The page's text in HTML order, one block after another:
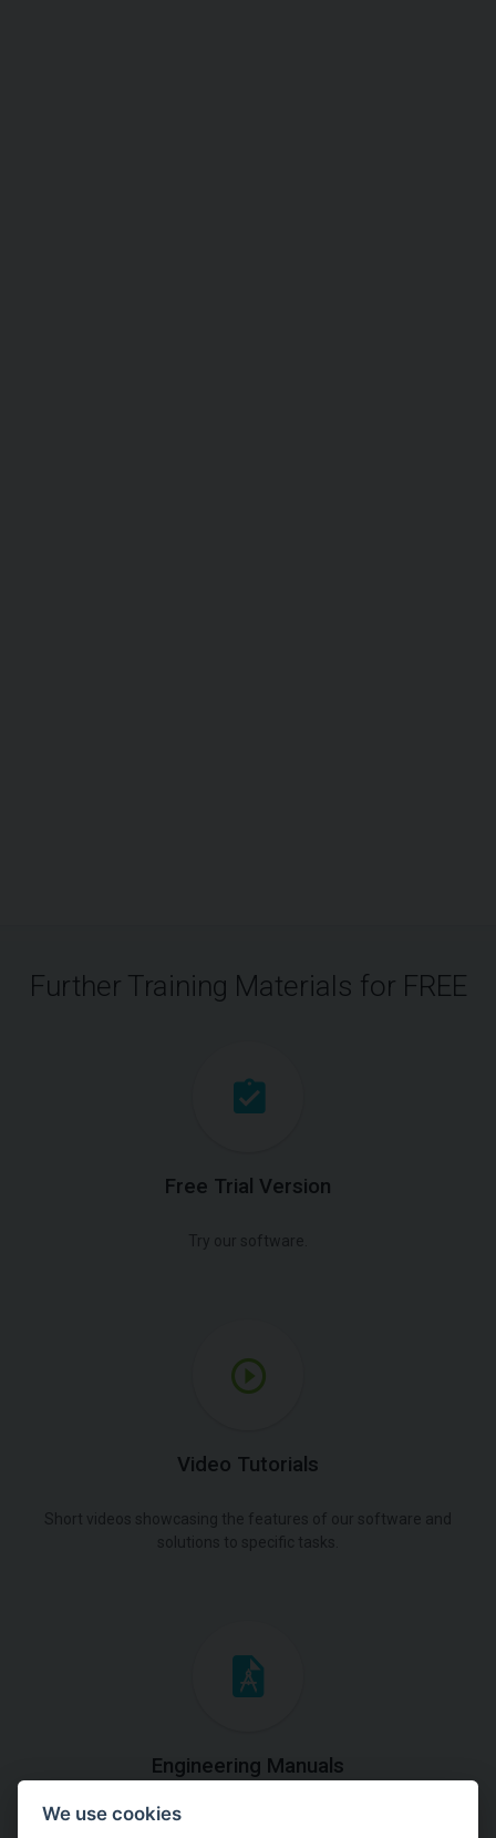
Further Training Materials for FREE
Free Trial Version
Try our software.
Video Tutorials
Short videos showcasing the features of our software and
solutions to specific tasks.
Engineering Manuals
Step by steps guides on how
We use cookies